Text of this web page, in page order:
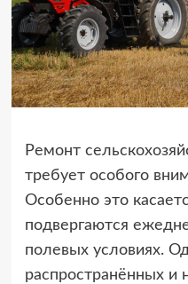
Ремонт
требует особого
Особенно это
подвергаются
полевых условиях.
распространённых и